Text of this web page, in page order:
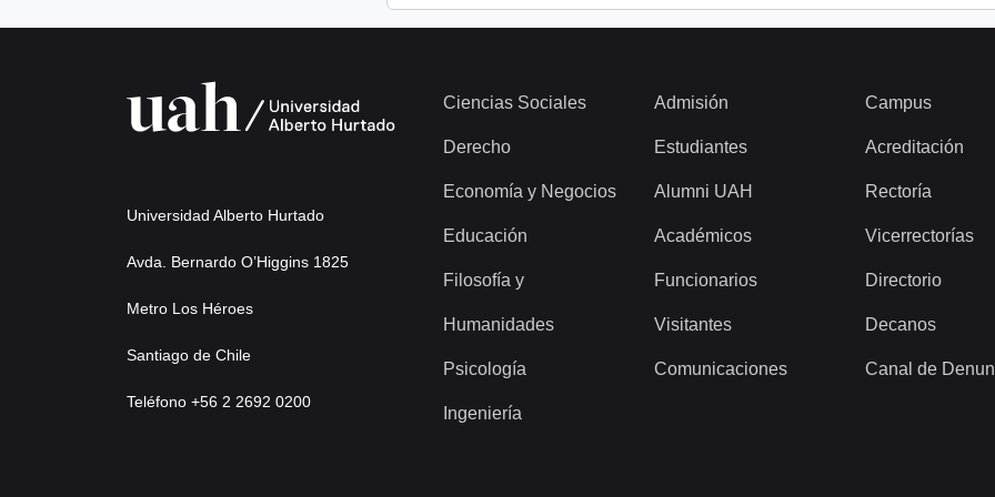
Universidad Alberto Hurtado
Avda. Bernardo O’Higgins 1825
Metro Los Héroes
Santiago de Chile
Teléfono +56 2 2692 0200
Ciencias Sociales
Derecho
Economía y Negocios
Educación
Filosofía y
Humanidades
Psicología
Ingeniería
Admisión
Estudiantes
Alumni UAH
Académicos
Funcionarios
Visitantes
Comunicaciones
Campus
Acreditación
Rectoría
Vicerrectorías
Directorio
Decanos
Canal de